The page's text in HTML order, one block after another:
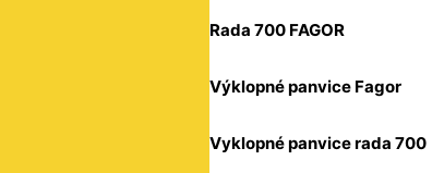
Rada 700 FAGOR
Výklopné panvice Fagor
Vyklopné panvice rada 700